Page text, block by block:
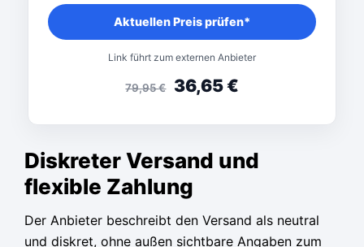
79,95€ 36,65€
Aktuellen Preis prüfen*
Link führt zum externen Anbieter
Diskreter Versand und
flexible Zahlung
Der Anbieter beschreibt den Versand als neutral
und diskret, ohne außen sichtbare Angaben zum